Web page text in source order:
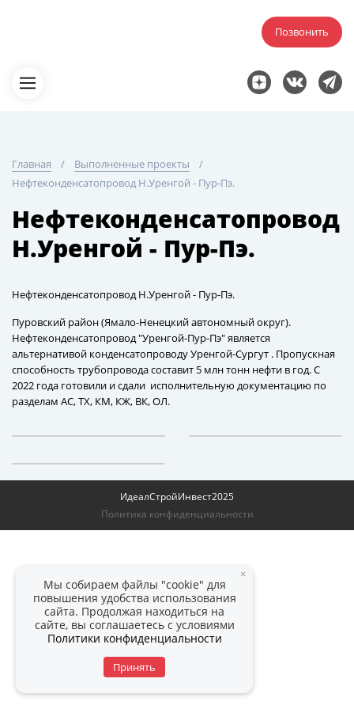
Позвонить
Главная
Выполненные проекты
Нефтеконденсатопровод Н.Уренгой - Пур-Пэ.
Нефтеконденсатопровод
Н.Уренгой - Пур-Пэ.
Нефтеконденсатопровод Н.Уренгой - Пур-Пэ.
Пуровский район (Ямало-Ненецкий автономный округ).
Нефтеконденсатопровод "Уренгой-Пур-Пэ" является
альтернативой конденсатопроводу Уренгой-Сургут . Пропускная
способность трубопровода составит 5 млн тонн нефти в год. С
2022 года готовили и сдали исполнительную документацию по
разделам АС, ТХ, КМ, КЖ, ВК, ОЛ.
ИдеалСтройИнвест2025
Политика конфиденциальности
×
Мы собираем файлы "cookie" для
повышения удобства использования
сайта. Продолжая находиться на
сайте, вы соглашаетесь с условиями
Политики конфиденциальности
Принять